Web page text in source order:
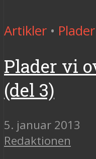
Artikler •
Plader vi
(del 3)
5. januar 2013
Redaktionen